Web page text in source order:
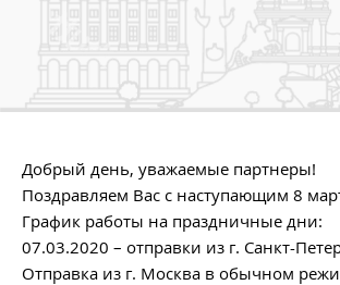
Добрый день, уважаемые партнеры!
Поздравляем Вас с наступающим 8
График работы на праздничные дни:
07.03.2020 – отправки из г. Санкт-
Отправка из г. Москва в обычном